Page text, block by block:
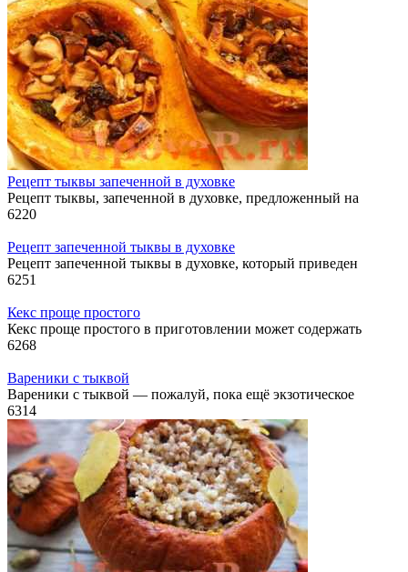
Рецепт тыквы запеченной в духовке
Рецепт тыквы, запеченной в духовке, предложенный на
6220
Рецепт запеченной тыквы в духовке
Рецепт запеченной тыквы в духовке, который приведен
6251
Кекс проще простого
Кекс проще простого в приготовлении может содержать
6268
Вареники с тыквой
Вареники с тыквой — пожалуй, пока ещё экзотическое
6314